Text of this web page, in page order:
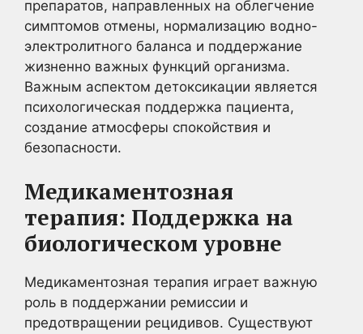
препаратов, направленных на облегчение
симптомов отмены, нормализацию водно-
электролитного баланса и поддержание
жизненно важных функций организма.
Важным аспектом детоксикации является
психологическая поддержка пациента,
создание атмосферы спокойствия и
безопасности.
Медикаментозная
терапия: Поддержка на
биологическом уровне
Медикаментозная терапия играет важную
роль в поддержании ремиссии и
предотвращении рецидивов. Существуют